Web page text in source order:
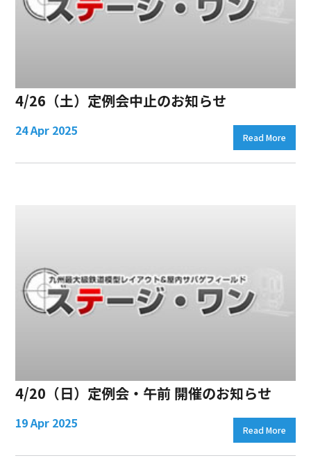
4/26（土）定例会中止のお知らせ
24 Apr 2025 Read More
4/20（日）定例会・午前 開催のお知らせ
19 Apr 2025 Read More